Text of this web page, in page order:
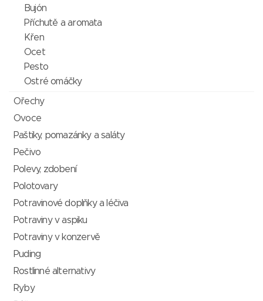
Bujón
Příchutě a aromata
Křen
Ocet
Pesto
Ostré omáčky
Ořechy
Ovoce
Paštiky, pomazánky a saláty
Pečivo
Polevy, zdobení
Polotovary
Potravinové doplňky a léčiva
Potraviny v aspiku
Potraviny v konzervě
Puding
Rostlinné alternativy
Ryby